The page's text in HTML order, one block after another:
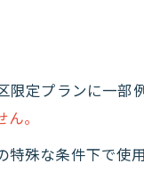
定プランに一部
。
殊な条件下で使